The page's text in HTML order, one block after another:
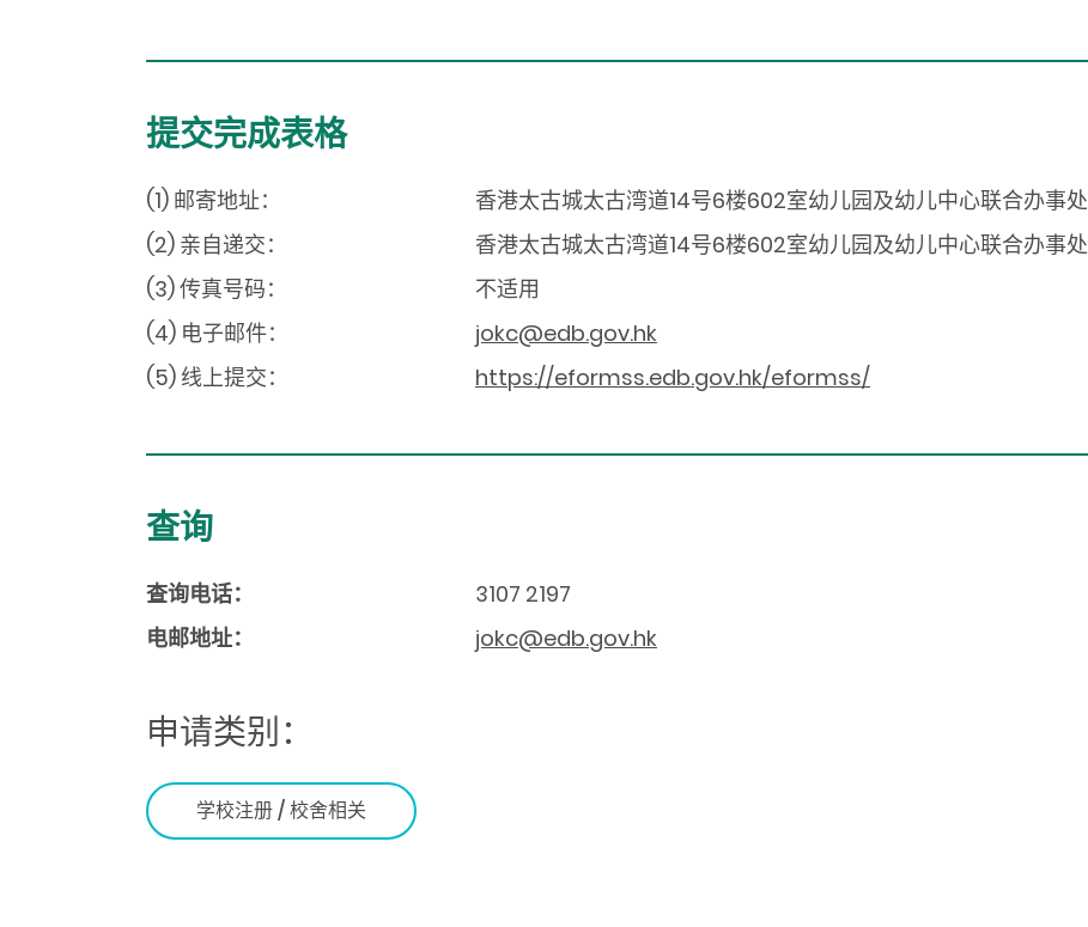
提交完成表格
(1) 邮寄地址：
香港太古城太古湾道14号6楼602室幼儿园及幼儿中心联合办事处
(2) 亲自递交：
香港太古城太古湾道14号6楼602室幼儿园及幼儿中心联合办事处
(3) 传真号码：
不适用
(4) 电子邮件：
jokc@edb.gov.hk
(5) 线上提交：
https://eformss.edb.gov.hk/eformss/
查询
查询电话：
3107 2197
电邮地址：
jokc@edb.gov.hk
申请类别：
学校注册 / 校舍相关